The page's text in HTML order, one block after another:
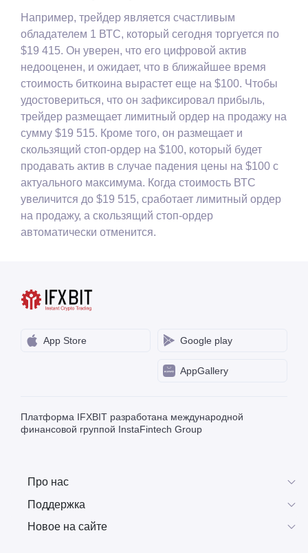
Например, трейдер является счастливым
обладателем 1 ВТС, который сегодня торгуется по
$19 415. Он уверен, что его цифровой актив
недооценен, и ожидает, что в ближайшее время
стоимость биткоина вырастет еще на $100. Чтобы
удостовериться, что он зафиксировал прибыль,
трейдер размещает лимитный ордер на продажу на
сумму $19 515. Кроме того, он размещает и
скользящий стоп-ордер на $100, который будет
продавать актив в случае падения цены на $100 с
актуального максимума. Когда стоимость ВТС
увеличится до $19 515, сработает лимитный ордер
на продажу, а скользящий стоп-ордер
автоматически отменится.
App Store Google play
AppGallery
Платформа IFXBIT разработана международной
финансовой группой InstaFintech Group
Про нас
Поддержка
Новое на сайте